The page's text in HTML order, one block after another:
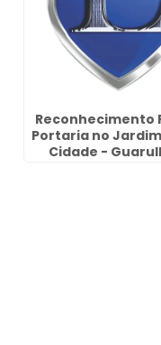
Reconhecimento
Portaria no
Cidade -